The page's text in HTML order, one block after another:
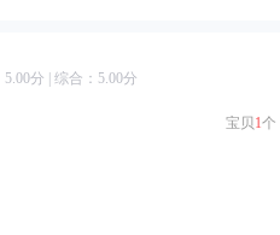
5.00分 | 综合： 5.00分
宝贝 1个